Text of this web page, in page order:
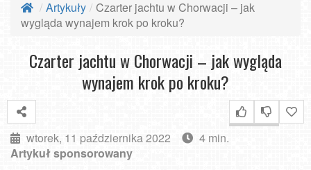
Artykuły
Czarter jachtu w Chorwacji – jak
wygląda wynajem krok po kroku?
Czarter jachtu w Chorwacji – jak wygląda
wynajem krok po kroku?
wtorek, 11 października 2022
4 min.
Artykuł sponsorowany